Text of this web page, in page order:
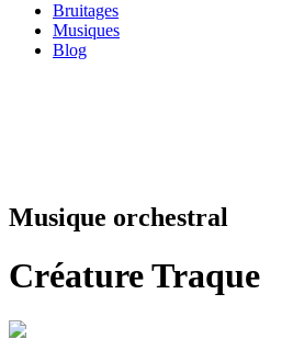
Bruitages
Musiques
Blog
Musique orchestral
Créature Traque